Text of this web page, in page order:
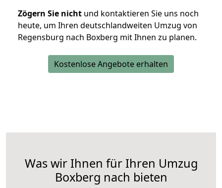
Zögern Sie nicht und kontaktieren Sie uns noch
heute, um Ihren deutschlandweiten Umzug von
Regensburg nach Boxberg mit Ihnen zu planen.
Kostenlose Angebote erhalten
Was wir Ihnen für Ihren Umzug
Boxberg nach bieten